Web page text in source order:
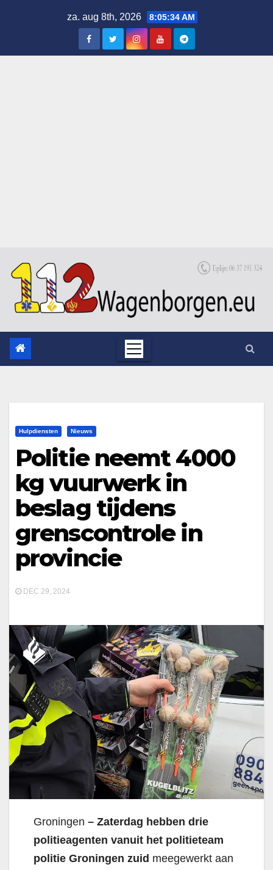
za. aug 8th, 2026 8:05:35 AM
Hulpdiensten Nieuws
Politie neemt 4000
kg vuurwerk in
beslag tijdens
grenscontrole in
provincie
DEC 29, 2024
Groningen – Zaterdag hebben drie
politieagenten vanuit het politieteam
politie Groningen zuid meegewerkt aan